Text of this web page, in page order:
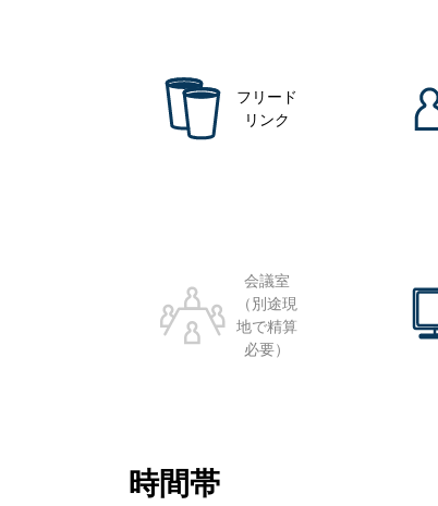
フリード
リンク
会議室
（別途現
地で精算
必要）
時間帯